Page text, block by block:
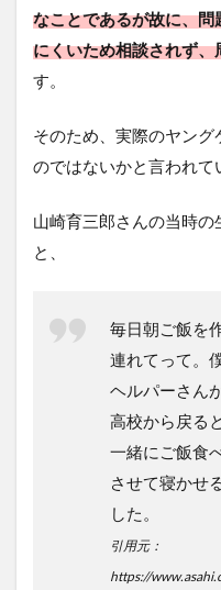
なことであるが故に、
にくいため相談されず
す。
そのため、実際のヤン
のではないかと言われて
山崎育三郎さんの当時の
と、
毎日朝ご飯を
連れてって。
ヘルパーさん
高校から戻る
一緒にご飯食
させて寝かせ
した。
引用元：
https://